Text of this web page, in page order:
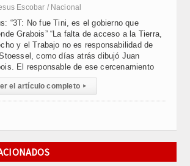
Escobar / Nacional
“3T: No fue Tini, es el gobierno que
Grabois” “La falta de acceso a la Tierra,
y el Trabajo no es responsabilidad de
como días atrás dibujó Juan
El responsable de ese cercenamiento
el artículo completo ▸